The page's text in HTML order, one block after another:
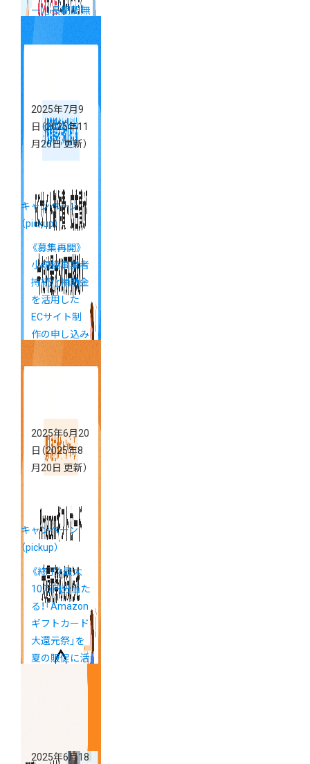
ー）」長期間無
料お試しキャ
ンペーン
2025年7月9
日 （2025年11
月26日 更新）
キャンペーン
（pickup）
《募集再開》
小規模事業者
持続化補助金
を活用した
ECサイト制
作の申し込み
受付中！
2025年6月20
日 （2025年8
月20日 更新）
キャンペーン
（pickup）
《終了》最大
10万円分当た
る！「Amazon
ギフトカード
大還元祭」を
夏の販促に活
用しましょう
2025年6月18